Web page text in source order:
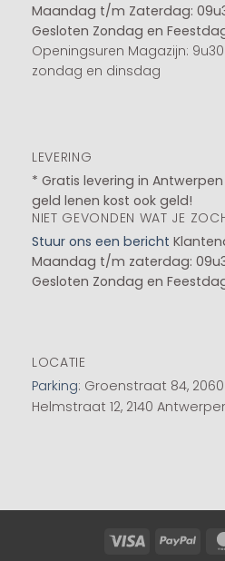
Maandag t/m Zaterdag:
Gesloten Zondag en
Openingsuren Magazijn:
zondag en dinsdag
LEVERING
* Gratis levering in
geld lenen kost ook geld!
NIET GEVONDEN WAT JE
Stuur ons een bericht
Maandag t/m zaterdag:
Gesloten Zondag en
LOCATIE
Parking: Groenstraat 84,
Helmstraat 12, 2140
Visa